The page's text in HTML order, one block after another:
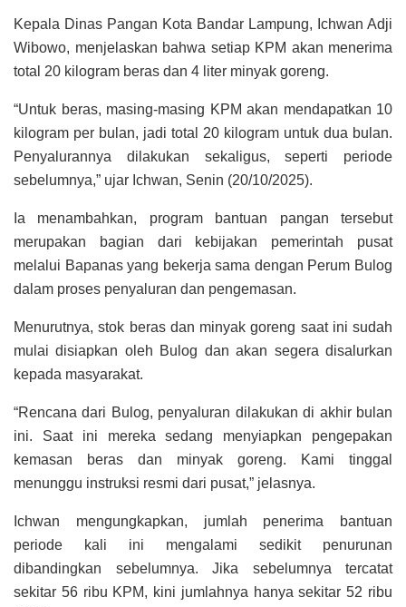
Kepala Dinas Pangan Kota Bandar Lampung, Ichwan Adji
Wibowo, menjelaskan bahwa setiap KPM akan menerima
total 20 kilogram beras dan 4 liter minyak goreng.
“Untuk beras, masing-masing KPM akan mendapatkan 10
kilogram per bulan, jadi total 20 kilogram untuk dua bulan.
Penyalurannya dilakukan sekaligus, seperti periode
sebelumnya,” ujar Ichwan, Senin (20/10/2025).
Ia menambahkan, program bantuan pangan tersebut
merupakan bagian dari kebijakan pemerintah pusat
melalui Bapanas yang bekerja sama dengan Perum Bulog
dalam proses penyaluran dan pengemasan.
Menurutnya, stok beras dan minyak goreng saat ini sudah
mulai disiapkan oleh Bulog dan akan segera disalurkan
kepada masyarakat.
“Rencana dari Bulog, penyaluran dilakukan di akhir bulan
ini. Saat ini mereka sedang menyiapkan pengepakan
kemasan beras dan minyak goreng. Kami tinggal
menunggu instruksi resmi dari pusat,” jelasnya.
Ichwan mengungkapkan, jumlah penerima bantuan
periode kali ini mengalami sedikit penurunan
dibandingkan sebelumnya. Jika sebelumnya tercatat
sekitar 56 ribu KPM, kini jumlahnya hanya sekitar 52 ribu